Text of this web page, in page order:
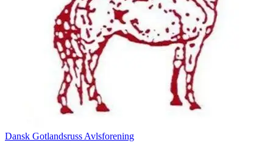
Dansk Gotlandsruss Avlsforening